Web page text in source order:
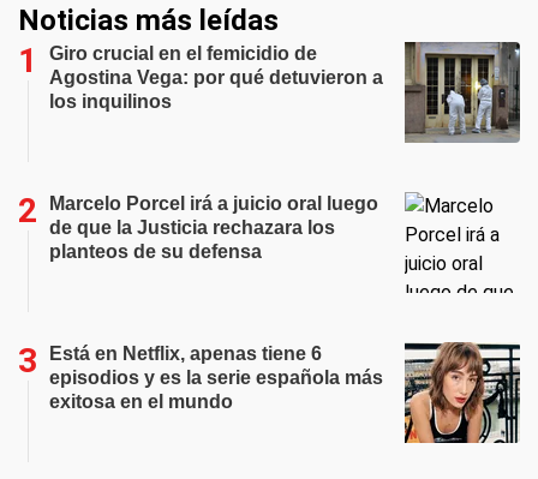
Noticias más leídas
Giro crucial en el femicidio de
Agostina Vega: por qué detuvieron a
los inquilinos
Marcelo Porcel irá a juicio oral luego
de que la Justicia rechazara los
planteos de su defensa
Está en Netflix, apenas tiene 6
episodios y es la serie española más
exitosa en el mundo